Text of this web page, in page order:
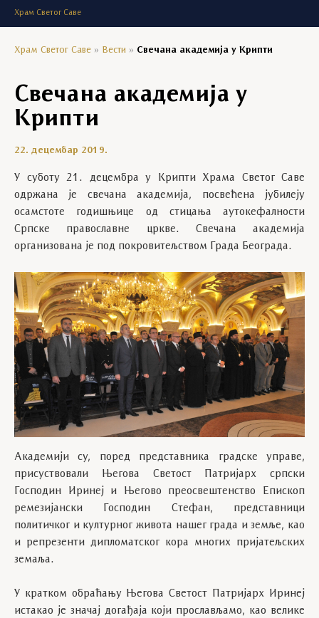
Храм Светог Саве
Храм Светог Саве » Вести » Свечана академија у Крипти
Свечана академија у
Крипти
22. децембар 2019.
У суботу 21. децембра у Крипти Храма Светог Саве
одржана је свечана академија, посвећена јубилеју
осамстоте годишњице од стицања аутокефалности
Српске православне цркве. Свечана академија
организована је под покровитељством Града Београда.
Академији су, поред представника градске управе,
присуствовали Његова Светост Патријарх српски
Господин Иринеј и Његово преосвештенство Епископ
ремезијански Господин Стефан, представници
политичког и културног живота нашег града и земље, као
и репрезенти дипломатског кора многих пријатељских
земаља.
У кратком обраћању Његова Светост Патријарх Иринеј
истакао је значај догађаја који прослављамо, као велике